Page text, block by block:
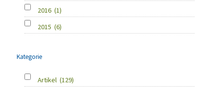
2016 (1)
2015 (6)
Kategorie
Artikel (129)